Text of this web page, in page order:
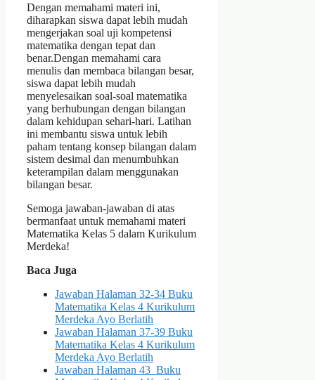
Dengan memahami materi ini,
diharapkan siswa dapat lebih mudah
mengerjakan soal uji kompetensi
matematika dengan tepat dan
benar.Dengan memahami cara
menulis dan membaca bilangan besar,
siswa dapat lebih mudah
menyelesaikan soal-soal matematika
yang berhubungan dengan bilangan
dalam kehidupan sehari-hari. Latihan
ini membantu siswa untuk lebih
paham tentang konsep bilangan dalam
sistem desimal dan menumbuhkan
keterampilan dalam menggunakan
bilangan besar.
Semoga jawaban-jawaban di atas
bermanfaat untuk memahami materi
Matematika Kelas 5 dalam Kurikulum
Merdeka!
Baca Juga
Jawaban Halaman 32-34 Buku
Matematika Kelas 4 Kurikulum
Merdeka Ayo Berlatih
Jawaban Halaman 37-39 Buku
Matematika Kelas 4 Kurikulum
Merdeka Ayo Berlatih
Jawaban Halaman 43 Buku